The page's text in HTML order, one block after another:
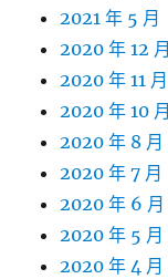
2021 年 5 月
2020 年 12 月
2020 年 11 月
2020 年 10 月
2020 年 8 月
2020 年 7 月
2020 年 6 月
2020 年 5 月
2020 年 4 月